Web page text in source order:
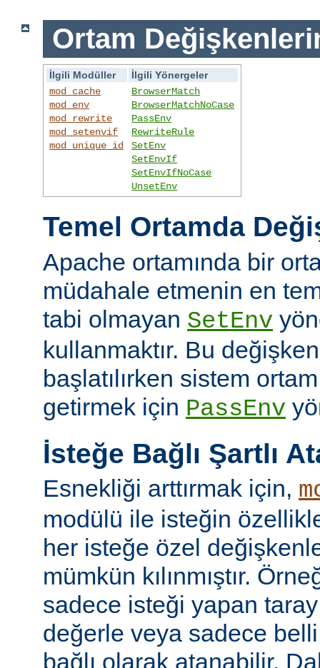
Ortam
İlgili Modüller
İlgili Yönergeler
mod_cache
mod_env
mod_rewrite
mod_setenvif
mod_unique_id
BrowserMatch
BrowserMatchNoCase
PassEnv
RewriteRule
SetEnv
SetEnvIf
SetEnvIfNoCase
UnsetEnv
Temel Ortamda
Apache ortamında bir
müdahale etmenin en
tabi olmayan SetEnv
kullanmaktır. Bu
başlatılırken sistem
getirmek için PassEnv
İsteğe Bağlı Şartlı
Esnekliği arttırmak için,
modülü ile isteğin
her isteğe özel
mümkün kılınmıştır.
sadece isteği yapan
değerle veya sadece belli
bağlı olarak atanabilir.